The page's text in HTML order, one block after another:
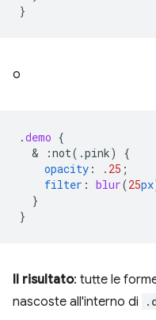
}
o
.demo {
  &
:not(.pink)
{
opacity : .25 ;
filter : blur(25px
}
}
Il risultato: tutte le
nascoste all'interno di